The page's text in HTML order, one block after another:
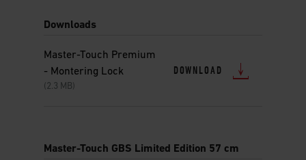
of
images
or
videos.
Downloads
Master-Touch Premium
- Montering Lock
(2.3 MB)
DOWNLOAD
Master-Touch GBS Limited Edition 57 cm